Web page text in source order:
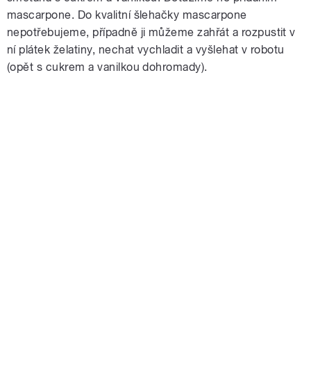
mascarpone. Do kvalitní šlehačky mascarpone
nepotřebujeme, případně ji můžeme zahřát a rozpustit v
ní plátek želatiny, nechat vychladit a vyšlehat v robotu
(opět s cukrem a vanilkou dohromady).